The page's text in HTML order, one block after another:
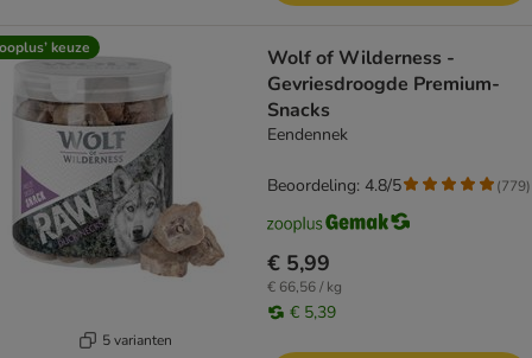
keuze
5 varianten
Wolf of Wilderness -
Gevriesdroogde Premium-
Snacks
Eendennek
€ 5,99
€ 66,56 / kg
€ 5,39
Beoordeling: 4.8/5 (779)